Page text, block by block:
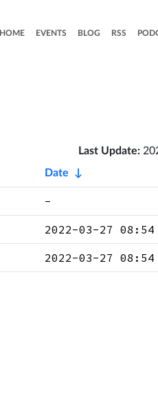
HOME EVENTS BLOG RSS
Last Update:
Date ↓
-
2022-03-27 08:54
2022-03-27 08:54